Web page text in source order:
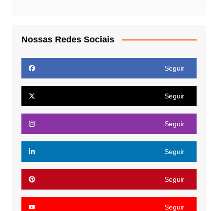
Nossas Redes Sociais
Seguir
Seguir
Seguir
Seguir
Seguir
Seguir